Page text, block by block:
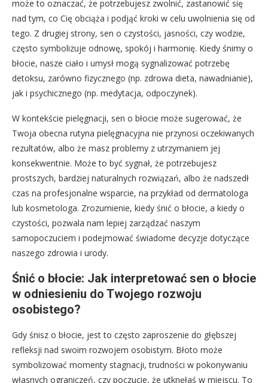
może to oznaczać, że potrzebujesz zwolnić, zastanowić się
nad tym, co Cię obciąża i podjąć kroki w celu uwolnienia się od
tego. Z drugiej strony, sen o czystości, jasności, czy wodzie,
często symbolizuje odnowę, spokój i harmonię. Kiedy śnimy o
błocie, nasze ciało i umysł mogą sygnalizować potrzebę
detoksu, zarówno fizycznego (np. zdrowa dieta, nawadnianie),
jak i psychicznego (np. medytacja, odpoczynek).
W kontekście pielęgnacji, sen o błocie może sugerować, że
Twoja obecna rutyna pielęgnacyjna nie przynosi oczekiwanych
rezultatów, albo że masz problemy z utrzymaniem jej
konsekwentnie. Może to być sygnał, że potrzebujesz
prostszych, bardziej naturalnych rozwiązań, albo że nadszedł
czas na profesjonalne wsparcie, na przykład od dermatologa
lub kosmetologa. Zrozumienie, kiedy śnić o błocie, a kiedy o
czystości, pozwala nam lepiej zarządzać naszym
samopoczuciem i podejmować świadome decyzje dotyczące
naszego zdrowia i urody.
Śnić o błocie: Jak interpretować sen o błocie
w odniesieniu do Twojego rozwoju
osobistego?
Gdy śnisz o błocie, jest to często zaproszenie do głębszej
refleksji nad swoim rozwojem osobistym. Błoto może
symbolizować momenty stagnacji, trudności w pokonywaniu
własnych ograniczeń, czy poczucie, że utknęłaś w miejscu. To